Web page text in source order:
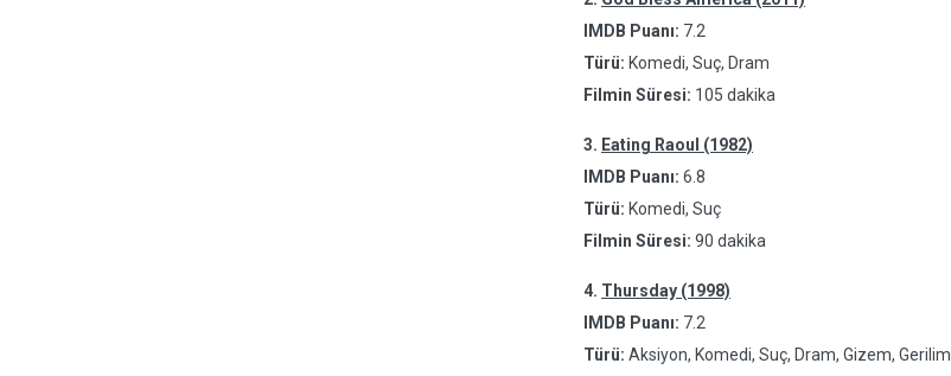
IMDB Puanı: 7.2
Türü: Komedi, Suç, Dram
Filmin Süresi: 105 dakika
3. Eating Raoul (1982)
IMDB Puanı: 6.8
Türü: Komedi, Suç
Filmin Süresi: 90 dakika
4. Thursday (1998)
IMDB Puanı: 7.2
Türü: Aksiyon, Komedi, Suç, Dram, Gizem, Gerilim